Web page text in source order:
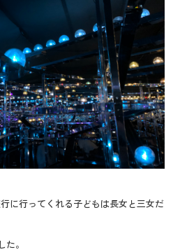
に行ってくれる子どもは長女と三女だ
。